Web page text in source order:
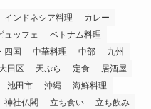
インドネシア料理
カレー
ュッフェ
ベトナム料理
四国 中華料理 中部
九州
大田区 天ぷら 定食
居酒屋
池田市 沖縄
海鮮料理
神社仏閣 立ち食い
立ち飲み